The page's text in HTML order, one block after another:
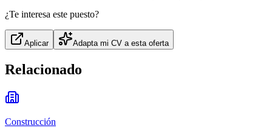
¿Te interesa este puesto?
Aplicar Adapta mi CV a esta oferta
Relacionado
Construcción